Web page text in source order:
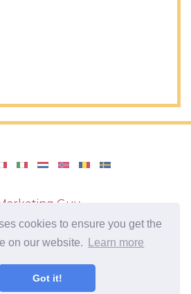
cookies to ensure you get the
on our website.
Learn more
Got it!
Guy
sul tuo computer, come
Recensioni di applicazioni e
di gadget con il